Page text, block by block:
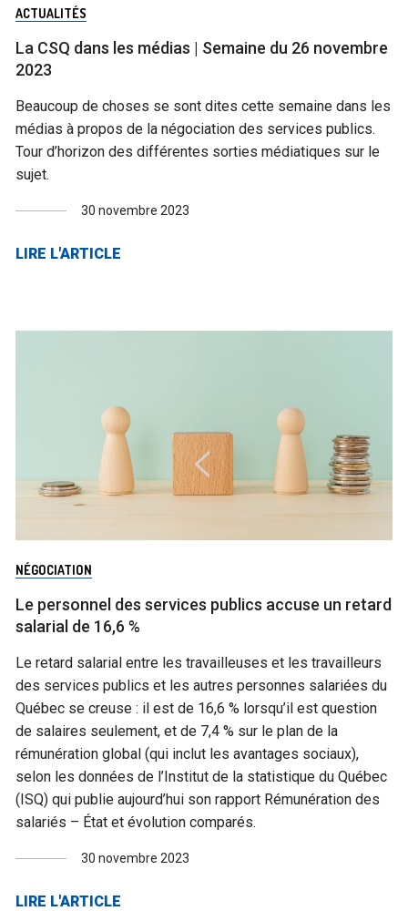
ACTUALITÉS
La CSQ dans les médias | Semaine du 26 novembre
2023
Beaucoup de choses se sont dites cette semaine dans les
médias à propos de la négociation des services publics.
Tour d’horizon des différentes sorties médiatiques sur le
sujet.
30 novembre 2023
LIRE L'ARTICLE
NÉGOCIATION
Le personnel des services publics accuse un retard
salarial de 16,6 %
Le retard salarial entre les travailleuses et les travailleurs
des services publics et les autres personnes salariées du
Québec se creuse : il est de 16,6 % lorsqu’il est question
de salaires seulement, et de 7,4 % sur le plan de la
rémunération global (qui inclut les avantages sociaux),
selon les données de l’Institut de la statistique du Québec
(ISQ) qui publie aujourd’hui son rapport Rémunération des
salariés – État et évolution comparés.
30 novembre 2023
LIRE L'ARTICLE